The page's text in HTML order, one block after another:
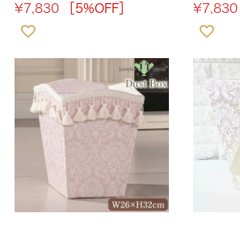
¥7,830 ［5%OFF］
¥7,830